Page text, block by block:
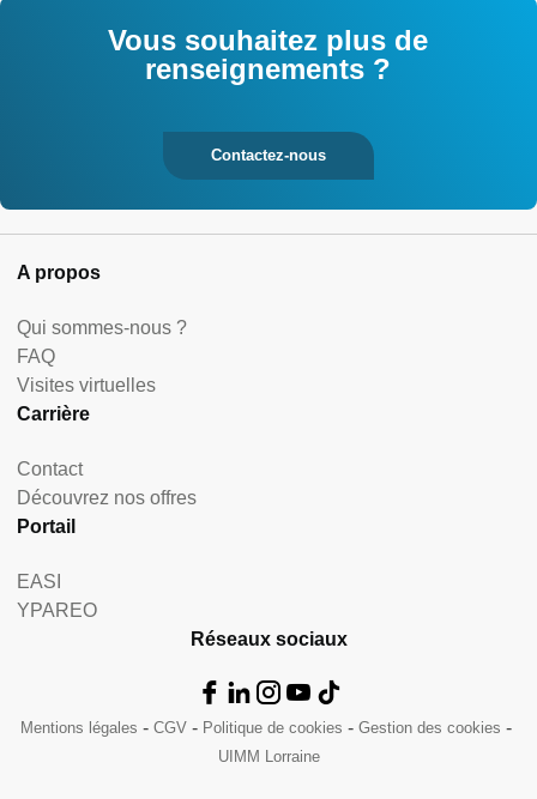
Vous souhaitez plus de
renseignements ?
Contactez-nous
A propos
Qui sommes-nous ?
FAQ
Visites virtuelles
Carrière
Contact
Découvrez nos offres
Portail
EASI
YPAREO
Réseaux sociaux
Mentions légales CGV Politique de cookies
Gestion des cookies
UIMM Lorraine